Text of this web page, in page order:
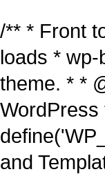
/** * Front
loads *
theme. * *
WordPress
and